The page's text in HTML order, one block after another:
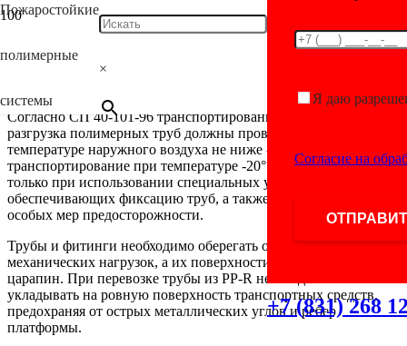
Пожаростойкие
полимерные
системы
×
Я даю
Согласие на
+7 (831) 268
МОНТАЖ СИСТЕМ ANTIFIRE
Согласно СП 40-101-96 транспортирование, погрузка и
разгрузка полимерных труб должны проводиться при
температуре наружного воздуха не ниже -10°С. Их
транспортирование при температуре -20° С допускается
только при использовании специальных устройств,
обеспечивающих фиксацию труб, а также при соблюдении
особых мер предосторожности.
Трубы и фитинги необходимо оберегать от ударов и
механических нагрузок, а их поверхности – от нанесения
царапин. При перевозке трубы из PP-R необходимо
укладывать на ровную поверхность транспортных средств,
предохраняя от острых металлических углов и ребер
платформы.